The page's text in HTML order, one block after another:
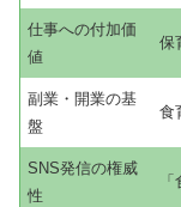
仕事への付加価
値
保
副業・開業の基
盤
食
SNS発信の権威
性